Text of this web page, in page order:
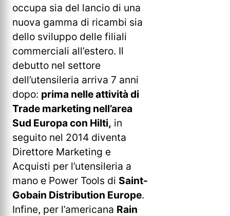
occupa sia del lancio di una
nuova gamma di ricambi sia
dello sviluppo delle filiali
commerciali all’estero. Il
debutto nel settore
dell’utensileria arriva 7 anni
dopo: prima nelle attività di
Trade marketing nell’area
Sud Europa con Hilti, in
seguito nel 2014 diventa
Direttore Marketing e
Acquisti per l’utensileria a
mano e Power Tools di Saint-
Gobain Distribution Europe.
Infine, per l’americana Rain